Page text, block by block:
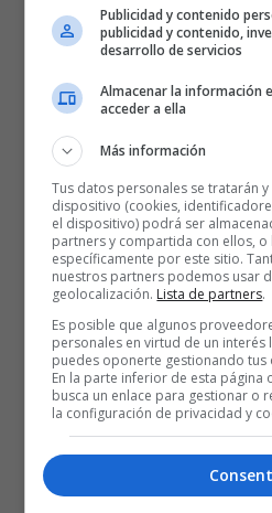
Publicidad y contenido
publicidad y contenido,
desarrollo de servicios
Almacenar la información
acceder a ella
Más información
Tus datos personales se tratarán
dispositivo (cookies,
el dispositivo) podrá ser
partners y compartida con ellos, o
específicamente por este sitio.
nuestros partners podemos usar
geolocalización. Lista de partners.
Es posible que algunos
personales en virtud de un interés
puedes oponerte gestionando tus
En la parte inferior de esta página
busca un enlace para gestionar o
la configuración de privacidad y